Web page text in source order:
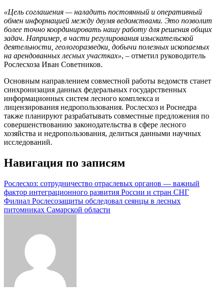
«Цель соглашения — наладить постоянный и оперативный
обмен информацией между двумя ведомствами. Это позволит
более точно координировать нашу работу для решения общих
задач. Например, в части регулирования изыскательской
деятельности, геологоразведки, добычи полезных ископаемых
на арендованных лесных участках», – отметил руководитель
Рослесхоза Иван Советников.
Основным направлением совместной работы ведомств станет
синхронизация данных федеральных государственных
информационных систем лесного комплекса и
лицензирования недропользования. Рослесхоз и Роснедра
также планируют разрабатывать совместные предложения по
совершенствованию законодательства в сфере лесного
хозяйства и недропользования, делиться данными научных
исследований.
Навигация по записям
Рослесхоз: сотрудничество отраслевых органов — важный
фактор интеграционного развития России и стран СНГ
Филиал Рослесозащиты обследовал сеянцы в лесных
питомниках Самарской области